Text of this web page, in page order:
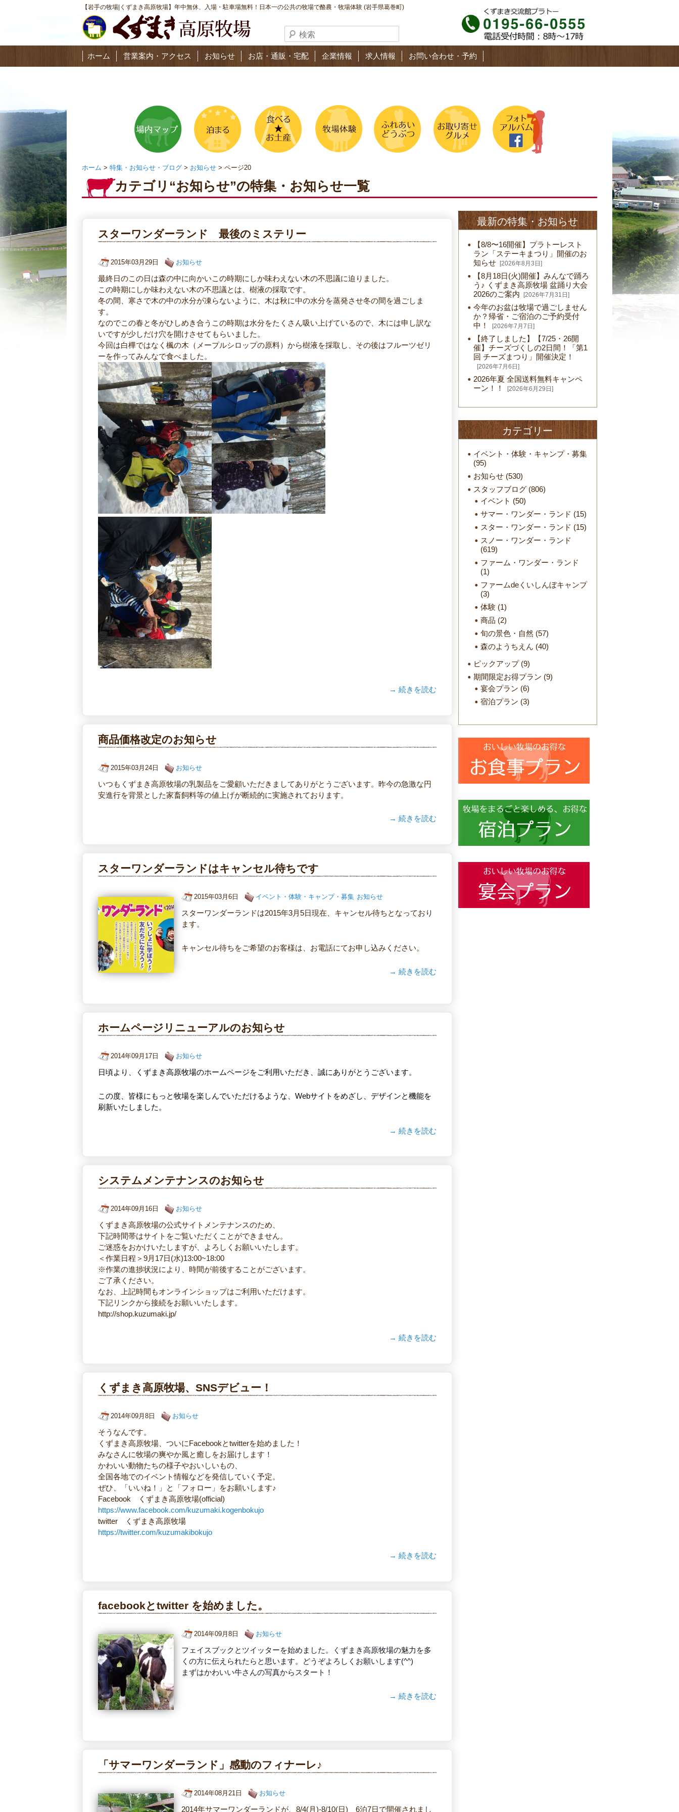
【岩手の牧場|くずまき高原牧場】年中無休、入場・駐車場無料！日本一の公共の牧場で酪農・牧場体験 (岩手県葛巻町)
ホーム 営業案内・アクセス お知らせ お店・通販・宅配 企業情報 求人情報 お問い合わせ・予約
ホーム > 特集・お知らせ・ブログ > お知らせ > ページ20
カテゴリ“お知らせ”の特集・お知らせ一覧
スターワンダーランド 最後のミステリー
2015年03月29日 お知らせ
最終日のこの日は森の中に向かいこの時期にしか味わえない木の不思議に迫りました。
この時期にしか味わえない木の不思議とは、樹液の採取です。
冬の間、寒さで木の中の水分が凍らないように、木は秋に中の水分を蒸発させ冬の間を過ごしま
す。
なのでこの春と冬がひしめき合うこの時期は水分をたくさん吸い上げているので、木には申し訳な
いですが少しだけ穴を開けさせてもらいました。
今回は白樺ではなく楓の木（メープルシロップの原料）から樹液を採取し、その後はフルーツゼリ
ーを作ってみんなで食べました。
→ 続きを読む
商品価格改定のお知らせ
2015年03月24日 お知らせ
いつもくずまき高原牧場の乳製品をご愛顧いただきましてありがとうございます。昨今の急激な円
安進行を背景とした家畜飼料等の値上げが断続的に実施されております。
→ 続きを読む
スターワンダーランドはキャンセル待ちです
2015年03月6日 イベント・体験・キャンプ・募集 お知らせ
スターワンダーランドは2015年3月5日現在、キャンセル待ちとなっており
ます。
キャンセル待ちをご希望のお客様は、お電話にてお申し込みください。
→ 続きを読む
ホームページリニューアルのお知らせ
2014年09月17日 お知らせ
日頃より、くずまき高原牧場のホームページをご利用いただき、誠にありがとうございます。
この度、皆様にもっと牧場を楽しんでいただけるような、Webサイトをめざし、デザインと機能を
刷新いたしました。
→ 続きを読む
システムメンテナンスのお知らせ
2014年09月16日 お知らせ
くずまき高原牧場の公式サイトメンテナンスのため、
下記時間帯はサイトをご覧いただくことができません。
ご迷惑をおかけいたしますが、よろしくお願いいたします。
＜作業日程＞9月17日(水)13:00~18:00
※作業の進捗状況により、時間が前後することがございます。
ご了承ください。
なお、上記時間もオンラインショップはご利用いただけます。
下記リンクから接続をお願いいたします。
http://shop.kuzumaki.jp/
→ 続きを読む
くずまき高原牧場、SNSデビュー！
2014年09月8日 お知らせ
そうなんです。
くずまき高原牧場、ついにFacebookとtwitterを始めました！
みなさんに牧場の爽やか風と癒しをお届けします！
かわいい動物たちの様子やおいしいもの、
全国各地でのイベント情報などを発信していく予定。
ぜひ、「いいね！」と「フォロー」をお願いします♪
Facebook くずまき高原牧場(official)
https://www.facebook.com/kuzumaki.kogenbokujo
twitter くずまき高原牧場
https://twitter.com/kuzumakibokujo
→ 続きを読む
facebookとtwitter を始めました。
2014年09月8日 お知らせ
フェイスブックとツイッターを始めました。
くずまき高原牧場の魅力を多
くの方に伝えられたらと思い ます。
どうぞよろしくお願いします(^^)
まずはかわいい牛さんの写真からスタート！
→ 続きを読む
「サマーワンダーランド」感動のフィナーレ♪
2014年08月21日 お知らせ
2014年サマーワンダーランドが、8/4(月)-8/10(日) 6泊7日で開催されまし
最新の特集・お知らせ
【8/8〜16開催】プラトーレスト
ラン「ステーキまつり」開催のお
知らせ
[2026年8月3日]
【8月18日(火)開催】みんなで踊ろ
う♪ くずまき高原牧場 盆踊り大会
2026のご案内
[2026年7月31日]
今年のお盆は牧場で過ごしません
か？帰省・ご宿泊のご予約受付
中！
[2026年7月7日]
【終了しました】【7/25・26開
催】チーズづくしの2日間！「第1
回 チーズまつり」開催決定！
[2026年7月6日]
2026年夏 全国送料無料キャンペ
ーン！！
[2026年6月29日]
カテゴリー
イベント・体験・キャンプ・募集
(95)
お知らせ(530)
スタッフブログ(806)
イベント (50)
サマー・ワンダー・ランド (15)
スター・ワンダー・ランド (15)
スノー・ワンダー・ランド
(619)
ファーム・ワンダー・ランド
(1)
ファームdeくいしんぼキャンプ
(3)
体験 (1)
商品 (2)
旬の景色・自然 (57)
森のようちえん (40)
ピックアップ(9)
期間限定お得プラン (9)
宴会プラン (6)
宿泊プラン (3)